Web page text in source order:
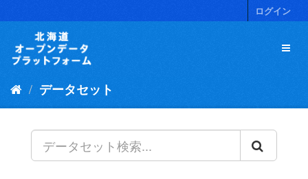
キ
ログイン
データセット